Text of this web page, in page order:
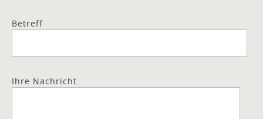
Betreff
Ihre Nachricht